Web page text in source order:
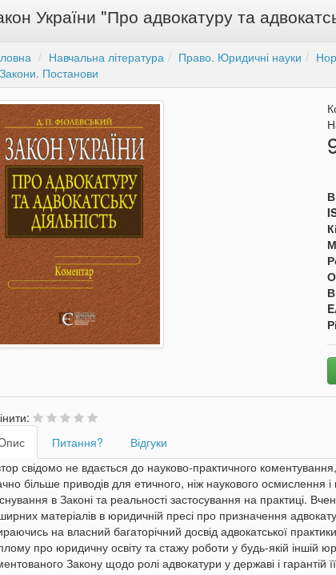
України "Про адвокатуру та
Навчальна література Право. Юридичні науки
Закони. Постанови
Питання?
Відгуки
свідомо не вдається до науково-практичного
більше приводів для етичного, ніж наукового осмислення
в Законі та реальності застосування на практиці.
матеріалів в юридичній пресі про призначення
на власний багаторічний досвід адвокатської
про юридичну освіту та стажу роботи у будь-якій іншій
Закону щодо ролі адвокатури у державі і гарантій